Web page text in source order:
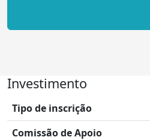
Investimento
Tipo de inscrição
Comissão de Apoio